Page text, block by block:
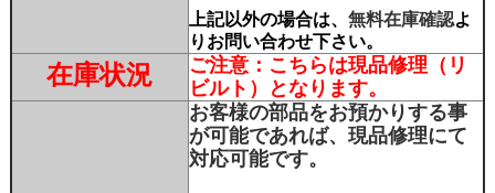
上記以外の場合は、 無料在庫確認よ
りお問い合わせ下さい。
在庫状況
ご注意：こちらは現品修理（リ
ビルト）となります。
お客様の部品をお預かりする事
が可能であれば、現品修理にて
対応可能です。